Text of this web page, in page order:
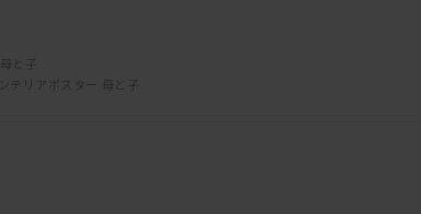
と子
テリアポスター 母と子